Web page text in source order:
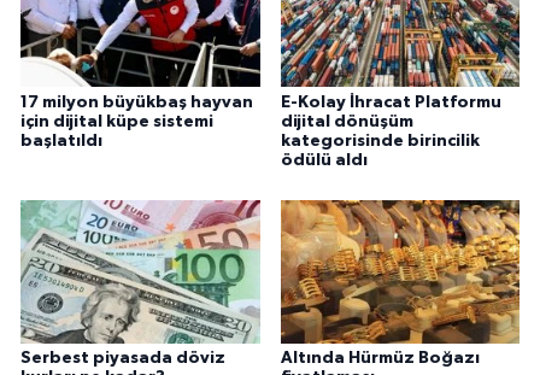
17 milyon büyükbaş hayvan
için dijital küpe sistemi
başlatıldı
E-Kolay İhracat Platformu
dijital dönüşüm
kategorisinde birincilik
ödülü aldı
Serbest piyasada döviz
Altında Hürmüz Boğazı